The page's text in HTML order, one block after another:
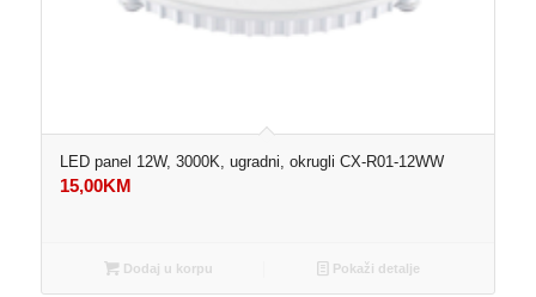
LED panel 12W, 3000K, ugradni, okrugli CX-R01-12WW
15,00KM
Dodaj u korpu Pokaži detalje